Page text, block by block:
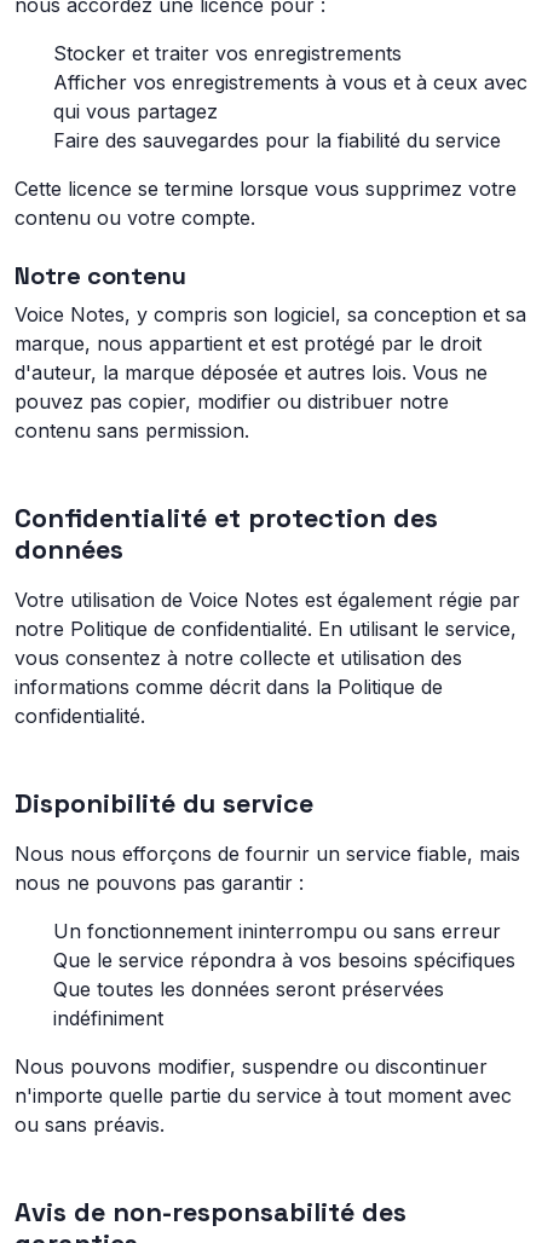
nous accordez une licence pour :
Stocker et traiter vos enregistrements
Afficher vos enregistrements à vous et à ceux avec
qui vous partagez
Faire des sauvegardes pour la fiabilité du service
Cette licence se termine lorsque vous supprimez votre
contenu ou votre compte.
Notre contenu
Voice Notes, y compris son logiciel, sa conception et sa
marque, nous appartient et est protégé par le droit
d'auteur, la marque déposée et autres lois. Vous ne
pouvez pas copier, modifier ou distribuer notre
contenu sans permission.
Confidentialité et protection des
données
Votre utilisation de Voice Notes est également régie par
notre Politique de confidentialité. En utilisant le service,
vous consentez à notre collecte et utilisation des
informations comme décrit dans la Politique de
confidentialité.
Disponibilité du service
Nous nous efforçons de fournir un service fiable, mais
nous ne pouvons pas garantir :
Un fonctionnement ininterrompu ou sans erreur
Que le service répondra à vos besoins spécifiques
Que toutes les données seront préservées
indéfiniment
Nous pouvons modifier, suspendre ou discontinuer
n'importe quelle partie du service à tout moment avec
ou sans préavis.
Avis de non-responsabilité des